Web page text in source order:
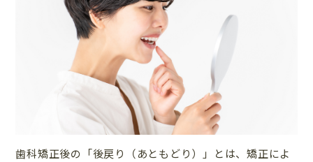
歯科矯正後の「後戻り（あともどり）」とは、矯正によ